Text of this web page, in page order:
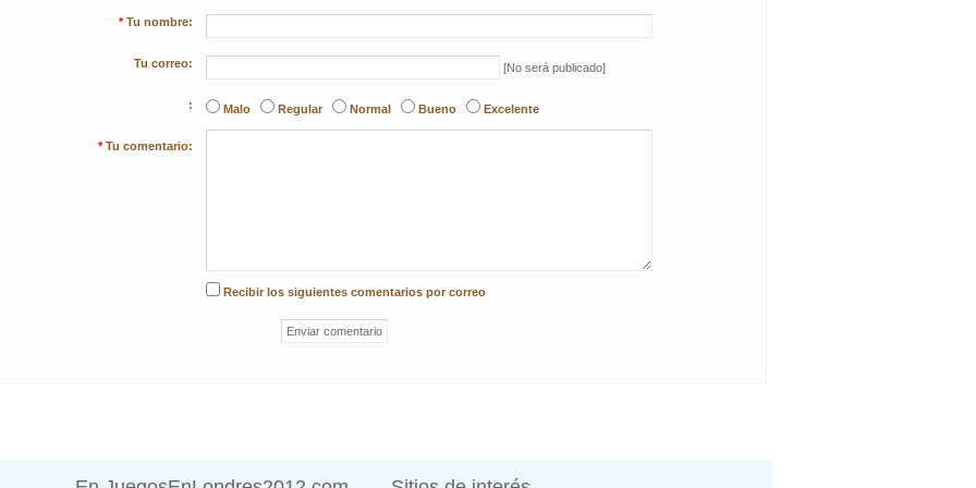
* Tu nombre:
Tu correo: [No será publicado]
: Malo Regular Normal Bueno Excelente
* Tu comentario:
Recibir los siguientes comentarios por correo